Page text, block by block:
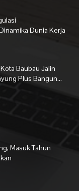
Dunia Kerja
Baubau Jalin
Plus Bangun...
Masuk Tahun